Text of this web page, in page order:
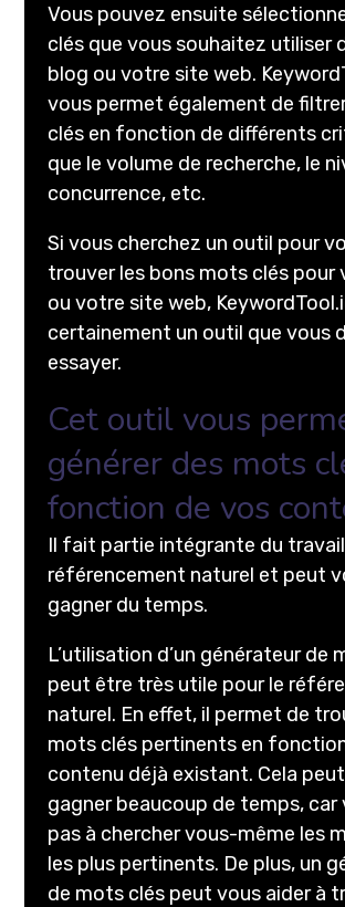
Vous pouvez ensuite
clés que vous souhaitez utiliser
blog ou votre site web.
vous permet également de
clés en fonction de différents
que le volume de recherche, le
concurrence, etc.
Si vous cherchez un outil pour
trouver les bons mots clés pour
ou votre site web,
certainement un outil que vous
essayer.
Cet outil vous
générer des mots
fonction de vos
Il fait partie intégrante du
référencement naturel et peut
gagner du temps.
L’utilisation d’un générateur de
peut être très utile pour le
naturel. En effet, il permet de
mots clés pertinents en
contenu déjà existant. Cela
gagner beaucoup de temps, car
pas à chercher vous-même les
les plus pertinents. De plus, un
de mots clés peut vous aider à